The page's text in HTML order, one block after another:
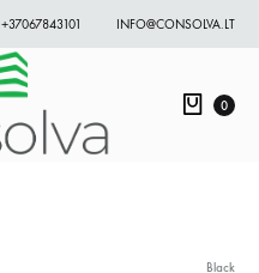
+37067843101 INFO@CONSOLVA.LT
0
Black